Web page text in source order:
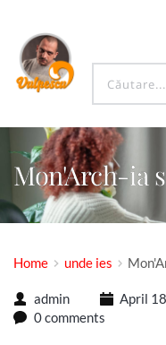
Mon'Arch-ia
Home unde ies
admin April
0 comments